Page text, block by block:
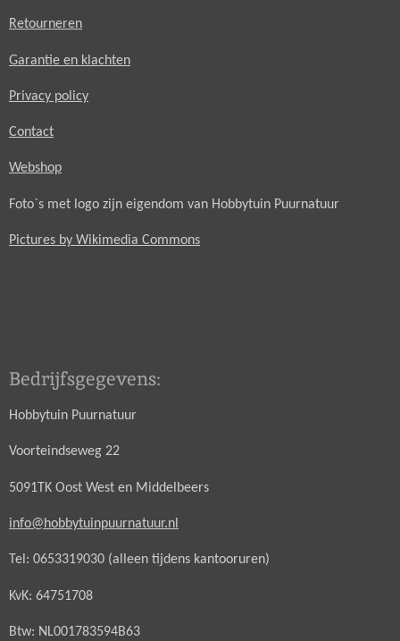
Retourneren
Garantie en klachten
Privacy policy
Contact
Webshop
Foto`s met logo zijn eigendom van Hobbytuin Puurnatuur
Pictures by Wikimedia Commons
Bedrijfsgegevens:
Hobbytuin Puurnatuur
Voorteindseweg 22
5091TK Oost West en Middelbeers
info@hobbytuinpuurnatuur.nl
Tel: 0653319030 (alleen tijdens kantooruren)
KvK: 64751708
Btw: NL001783594B63